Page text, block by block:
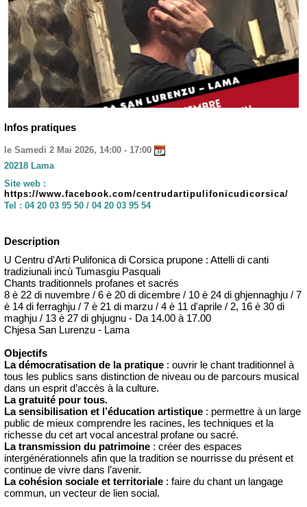
Infos pratiques
le Samedi 2 Mai 2026, 14:00 - 17:00
20218 Lama
Site web :
https://www.facebook.com/centrudartipulifonicudicorsica/
Tel : 04 20 03 95 50 / 04 20 03 95 54
Description
U Centru d'Arti Pulifonica di Corsica prupone : Attelli di canti
tradiziunali incù Tumasgiu Pasquali
Chants traditionnels profanes et sacrés
8 è 22 di nuvembre / 6 è 20 di dicembre / 10 è 24 di ghjennaghju / 7
è 14 di ferraghju / 7 è 21 di marzu / 4 è 11 d'aprile / 2, 16 è 30 di
maghju / 13 è 27 di ghjugnu - Da 14.00 à 17.00
Chjesa San Lurenzu - Lama
Objectifs
La démocratisation de la pratique : ouvrir le chant traditionnel à
tous les publics sans distinction de niveau ou de parcours musical
dans un esprit d’accès à la culture.
La gratuité pour tous.
La sensibilisation et l’éducation artistique : permettre à un large
public de mieux comprendre les racines, les techniques et la
richesse du cet art vocal ancestral profane ou sacré.
La transmission du patrimoine : créer des espaces
intergénérationnels afin que la tradition se nourrisse du présent et
continue de vivre dans l’avenir.
La cohésion sociale et territoriale : faire du chant un langage
commun, un vecteur de lien social.